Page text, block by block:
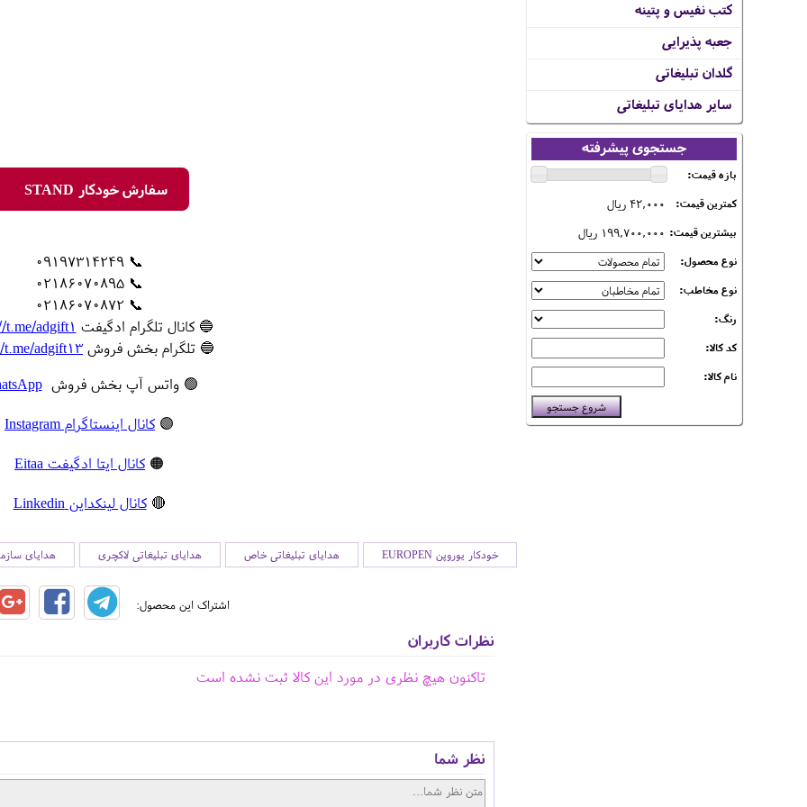
کتب نفیس و پتینه
جعبه پذیرایی
گلدان تبلیغاتی
سایر هدایای تبلیغاتی
جستجوی پیشرفته
بازه قیمت:
کمترین قیمت:
42,000 ریال
بیشترین قیمت: 199,700,000 ریال
نوع محصول:
نوع مخاطب:
رنگ:
کد کالا:
نام کالا:
سفارش خودکار STAND
📞 09197314249
📞 02186070895
📞 02186070872
🔵 کانال تلگرام ادگیفت t.me/adgift1
🔵 تلگرام بخش فروش t.me/adgift13
🟢 واتس آپ بخش فروش
🟣 کانال اینستاگرام Instagram
🟠 کانال ایتا ادگیفت Eitaa
🔴 کانال لینکداین Linkedin
خودکار یوروپن EUROPEN هدایای تبلیغاتی خاص هدایای تبلیغاتی لاکچری هدایای
اشتراک این محصول:
نظرات کاربران
تاکنون هیچ نظری در مورد این کالا ثبت نشده است
نظر شما